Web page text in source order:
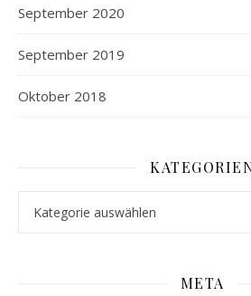
September 2020
September 2019
Oktober 2018
META